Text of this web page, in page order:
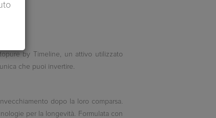
by Timeline , un attivo utilizzato
che puoi invertire.
dopo la loro comparsa.
per la longevità. Formulata con